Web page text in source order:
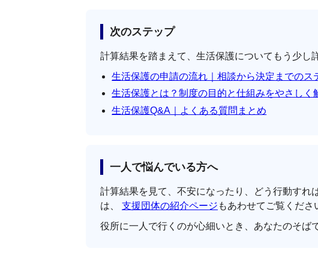
次のステップ
計算結果を踏まえて、生活保護についてもう少し
生活保護の申請の流れ｜相談から決定までのス
生活保護とは？制度の目的と仕組みをやさしく
生活保護Q&A｜よくある質問まとめ
一人で悩んでいる方へ
計算結果を見て、不安になったり、どう行動すれ
は、 支援団体の紹介ページ もあわせてご覧くださ
役所に一人で行くのが心細いとき、あなたのそば